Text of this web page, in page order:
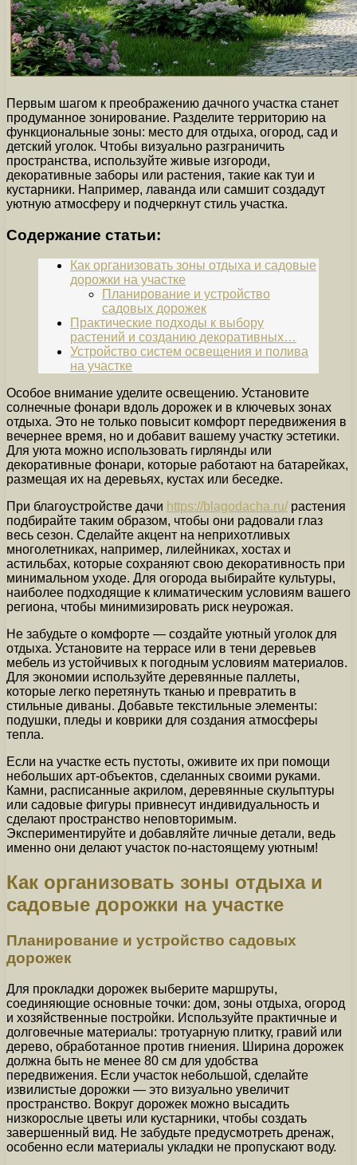
Первым шагом к преображению дачного участка станет
продуманное зонирование. Разделите территорию на
функциональные зоны: место для отдыха, огород, сад и
детский уголок. Чтобы визуально разграничить
пространства, используйте живые изгороди,
декоративные заборы или растения, такие как туи и
кустарники. Например, лаванда или самшит создадут
уютную атмосферу и подчеркнут стиль участка.
Содержание статьи:
Как организовать зоны отдыха и садовые
дорожки на участке
Планирование и устройство
садовых дорожек
Практические подходы к выбору
растений и созданию декоративных…
Устройство систем освещения и полива
на участке
Особое внимание уделите освещению. Установите
солнечные фонари вдоль дорожек и в ключевых зонах
отдыха. Это не только повысит комфорт передвижения в
вечернее время, но и добавит вашему участку эстетики.
Для уюта можно использовать гирлянды или
декоративные фонари, которые работают на батарейках,
размещая их на деревьях, кустах или беседке.
При благоустройстве дачи https://blagodacha.ru/растения
подбирайте таким образом, чтобы они радовали глаз
весь сезон. Сделайте акцент на неприхотливых
многолетниках, например, лилейниках, хостах и
астильбах, которые сохраняют свою декоративность при
минимальном уходе. Для огорода выбирайте культуры,
наиболее подходящие к климатическим условиям вашего
региона, чтобы минимизировать риск неурожая.
Не забудьте о комфорте — создайте уютный уголок для
отдыха. Установите на террасе или в тени деревьев
мебель из устойчивых к погодным условиям материалов.
Для экономии используйте деревянные паллеты,
которые легко перетянуть тканью и превратить в
стильные диваны. Добавьте текстильные элементы:
подушки, пледы и коврики для создания атмосферы
тепла.
Если на участке есть пустоты, оживите их при помощи
небольших арт-объектов, сделанных своими руками.
Камни, расписанные акрилом, деревянные скульптуры
или садовые фигуры привнесут индивидуальность и
сделают пространство неповторимым.
Экспериментируйте и добавляйте личные детали, ведь
именно они делают участок по-настоящему уютным!
Как организовать зоны отдыха и
садовые дорожки на участке
Планирование и устройство садовых
дорожек
Для прокладки дорожек выберите маршруты,
соединяющие основные точки: дом, зоны отдыха, огород
и хозяйственные постройки. Используйте практичные и
долговечные материалы: тротуарную плитку, гравий или
дерево, обработанное против гниения. Ширина дорожек
должна быть не менее 80 см для удобства
передвижения. Если участок небольшой, сделайте
извилистые дорожки — это визуально увеличит
пространство. Вокруг дорожек можно высадить
низкорослые цветы или кустарники, чтобы создать
завершенный вид. Не забудьте предусмотреть дренаж,
особенно если материалы укладки не пропускают воду.